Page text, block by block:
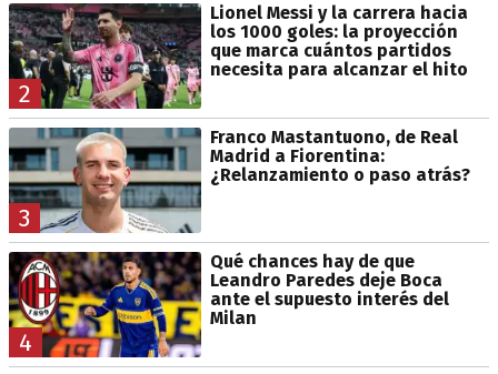
2
Lionel Messi y la carrera hacia
los 1000 goles: la proyección
que marca cuántos partidos
necesita para alcanzar el hito
3
Franco Mastantuono, de Real
Madrid a Fiorentina:
¿Relanzamiento o paso atrás?
4
Qué chances hay de que
Leandro Paredes deje Boca
ante el supuesto interés del
Milan